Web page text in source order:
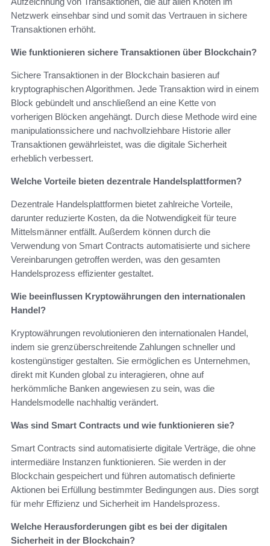
Netzwerk einsehbar sind und somit das Vertrauen in sichere
Transaktionen erhöht.
Wie funktionieren sichere Transaktionen über Blockchain?
Sichere Transaktionen in der Blockchain basieren auf
kryptographischen Algorithmen. Jede Transaktion wird in einem
Block gebündelt und anschließend an eine Kette von
vorherigen Blöcken angehängt. Durch diese Methode wird eine
manipulationssichere und nachvollziehbare Historie aller
Transaktionen gewährleistet, was die digitale Sicherheit
erheblich verbessert.
Welche Vorteile bieten dezentrale Handelsplattformen?
Dezentrale Handelsplattformen bietet zahlreiche Vorteile,
darunter reduzierte Kosten, da die Notwendigkeit für teure
Mittelsmänner entfällt. Außerdem können durch die
Verwendung von Smart Contracts automatisierte und sichere
Vereinbarungen getroffen werden, was den gesamten
Handelsprozess effizienter gestaltet.
Wie beeinflussen Kryptowährungen den internationalen
Handel?
Kryptowährungen revolutionieren den internationalen Handel,
indem sie grenzüberschreitende Zahlungen schneller und
kostengünstiger gestalten. Sie ermöglichen es Unternehmen,
direkt mit Kunden global zu interagieren, ohne auf
herkömmliche Banken angewiesen zu sein, was die
Handelsmodelle nachhaltig verändert.
Was sind Smart Contracts und wie funktionieren sie?
Smart Contracts sind automatisierte digitale Verträge, die ohne
intermediäre Instanzen funktionieren. Sie werden in der
Blockchain gespeichert und führen automatisch definierte
Aktionen bei Erfüllung bestimmter Bedingungen aus. Dies sorgt
für mehr Effizienz und Sicherheit im Handelsprozess.
Welche Herausforderungen gibt es bei der digitalen
Sicherheit in der Blockchain?